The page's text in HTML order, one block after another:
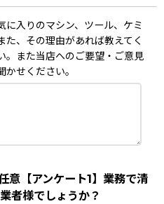
に入りのマシン、ツール、ケミ
た、その理由があれば教えてく
。また当店へのご要望・ご意見
かせください。
意【アンケート1】業務で清
者様でしょうか？